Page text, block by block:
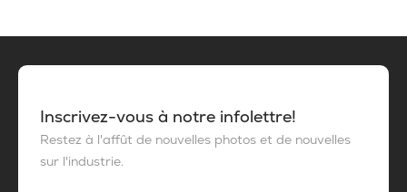
Inscrivez-vous à notre infolettre!
Restez à l'affût de nouvelles photos et de nouvelles
sur l'industrie.